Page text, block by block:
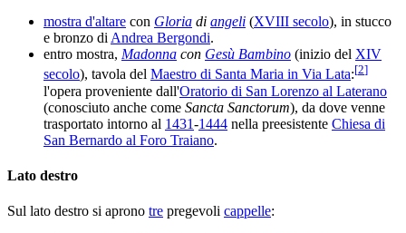
mostra d'altare con Gloria di angeli (XVIII secolo), in stucco
e bronzo di Andrea Bergondi.
entro mostra, Madonna con Gesù Bambino (inizio del XIV
secolo), tavola del Maestro di Santa Maria in Via Lata:[2]
l'opera proveniente dall'Oratorio di San Lorenzo al Laterano
(conosciuto anche come Sancta Sanctorum), da dove venne
trasportato intorno al 1431-1444 nella preesistente Chiesa di
San Bernardo al Foro Traiano.
Lato destro
Sul lato destro si aprono tre pregevoli cappelle: